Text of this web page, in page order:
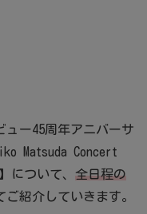
ュー45周年アニバーサ
Matsuda Concert
ついて、 全日程の
ご紹介していきます。